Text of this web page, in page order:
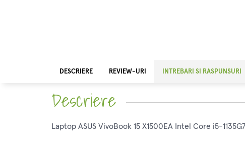
DESCRIERE REVIEW-URI INTREBARI SI RASPUNSURI
Descriere
Laptop ASUS VivoBook 15 X1500EA Intel Core i5-